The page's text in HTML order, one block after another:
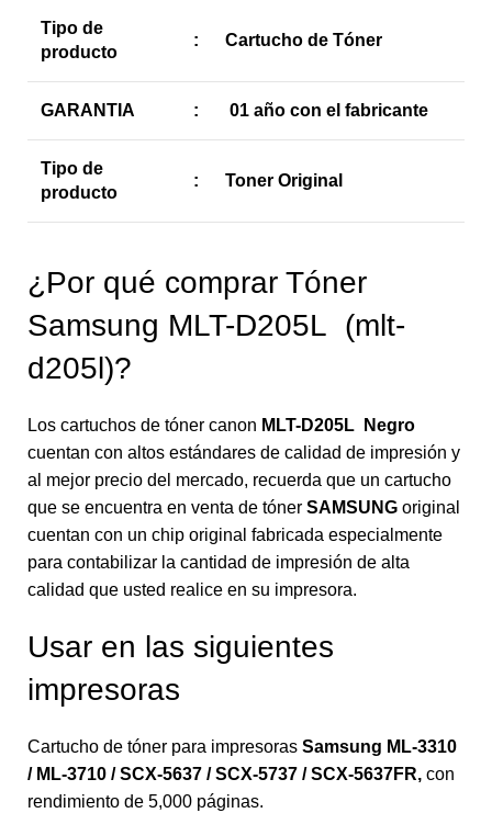
Tipo de
producto
: Cartucho de Tóner
GARANTIA : 01 año con el fabricante
Tipo de
producto
: Toner Original
¿Por qué comprar Tóner
Samsung MLT-D205L (mlt-
d205l)?
Los cartuchos de tóner canon MLT-D205L
Negro
cuentan con altos estándares de calidad de impresión y
al mejor precio del mercado, recuerda que un cartucho
que se encuentra en venta de tóner SAMSUNG original
cuentan con un chip original fabricada especialmente
para contabilizar la cantidad de impresión de alta
calidad que usted realice en su impresora.
Usar en las siguientes
impresoras
Cartucho de tóner para impresoras Samsung ML-3310
/ ML-3710 / SCX-5637 / SCX-5737 / SCX-5637FR, con
rendimiento de 5,000 páginas.